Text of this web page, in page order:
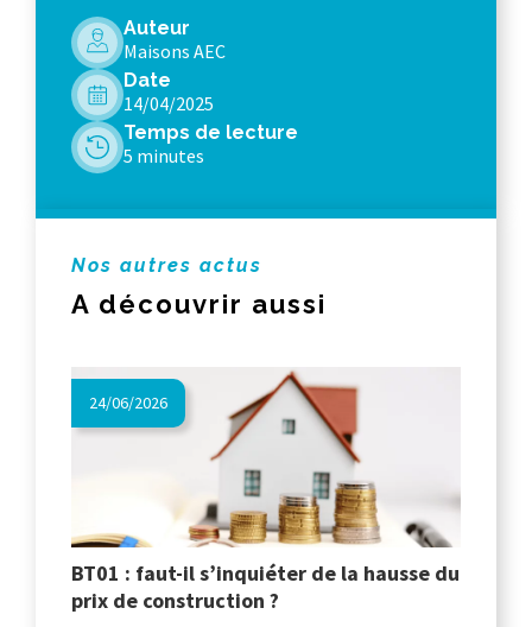
Auteur
Maisons AEC
Date
14/04/2025
Temps de lecture
5 minutes
Nos autres actus
A découvrir aussi
BT01 : faut-il s’inquiéter de la hausse du
prix de construction ?
24/06/2026